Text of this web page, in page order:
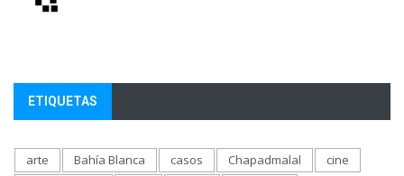
ETIQUETAS
arte Bahía Blanca casos Chapadmalal
cine